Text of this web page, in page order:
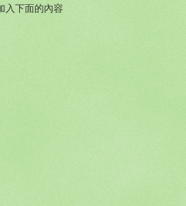
入下面的內容